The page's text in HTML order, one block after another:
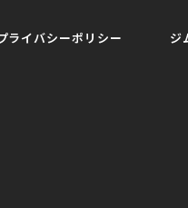
ライバシーポリシー ジ